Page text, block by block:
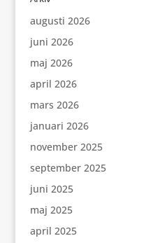
augusti 2026
juni 2026
maj 2026
april 2026
mars 2026
januari 2026
november 2025
september 2025
juni 2025
maj 2025
april 2025